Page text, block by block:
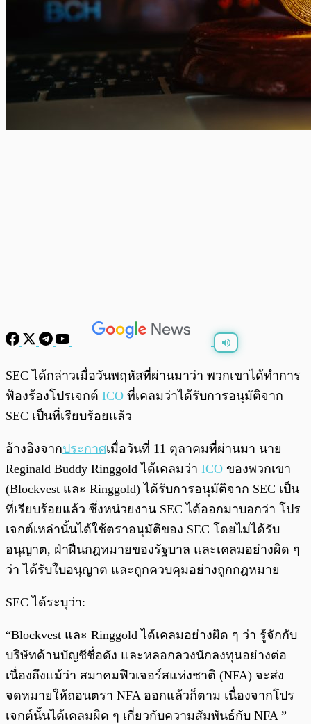
พร้อมเล่น 0:00/0:00
SEC ได้กล่าวเมื่อวันพฤหัสที่ผ่านมาว่า พวกเขาได้ทำการ
ฟ้องร้องโปรเจกต์ ICO ที่เคลมว่าได้รับการอนุมัติจาก
SEC เป็นที่เรียบร้อยแล้ว
อ้างอิงจากประกาศเมื่อวันที่ 11 ตุลาคมที่ผ่านมา นาย
Reginald Buddy Ringgold ได้เคลมว่า ICO ของพวกเขา
(Blockvest และ Ringgold) ได้รับการอนุมัติจาก SEC เป็น
ที่เรียบร้อยแล้ว ซึ่งหน่วยงาน SEC ได้ออกมาบอกว่า โปร
เจกต์เหล่านั้นได้ใช้ตราอนุมัติของ SEC โดยไม่ได้รับ
อนุญาต, ฝ่าฝืนกฎหมายของรัฐบาล และเคลมอย่างผิด ๆ
ว่า ได้รับใบอนุญาต และถูกควบคุมอย่างถูกกฎหมาย
SEC ได้ระบุว่า:
“Blockvest และ Ringgold ได้เคลมอย่างผิด ๆ ว่า รู้จักกับ
บริษัทด้านบัญชีชื่อดัง และหลอกลวงนักลงทุนอย่างต่อ
เนื่องถึงแม้ว่า สมาคมฟิวเจอร์สแห่งชาติ (NFA) จะส่ง
จดหมายให้ถอนตรา NFA ออกแล้วก็ตาม เนื่องจากโปร
เจกต์นั้นได้เคลมผิด ๆ เกี่ยวกับความสัมพันธ์กับ NFA ”